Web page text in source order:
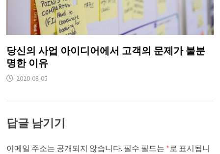
당신의 사업 아이디어에서 고객의 문제가 불분
명한 이유
2020-08-05
답글 남기기
이메일 주소는 공개되지 않습니다. 필수 필드는 *로 표시됩니